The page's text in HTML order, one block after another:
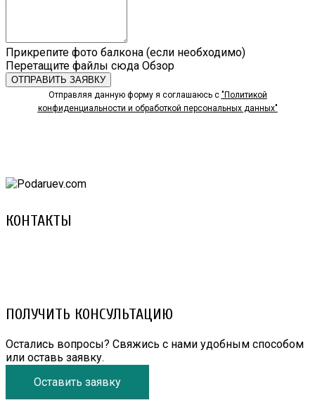
Прикрепите фото балкона (если необходимо)
Перетащите файлы сюда Обзор
ОТПРАВИТЬ ЗАЯВКУ
Отправляя данную форму я соглашаюсь с "Политикой
конфиденциальности и обработкой персональных данных"
КОНТАКТЫ
ПОЛУЧИТЬ КОНСУЛЬТАЦИЮ
Остались вопросы? Свяжись с нами удобным способом
или оставь заявку.
Оставить заявку